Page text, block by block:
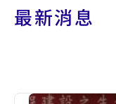
最新消息